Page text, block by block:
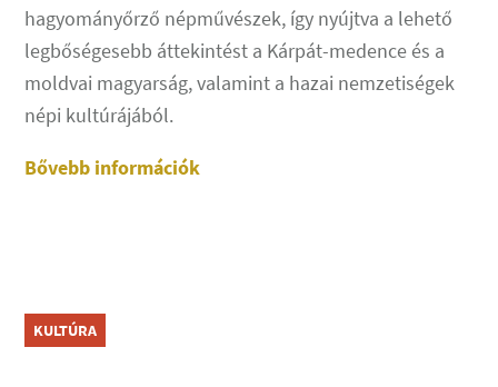
hagyományőrző népművészek, így nyújtva a lehető
legbőségesebb áttekintést a Kárpát-medence és a
moldvai magyarság, valamint a hazai nemzetiségek
népi kultúrájából.
Bővebb információk
KULTÚRA